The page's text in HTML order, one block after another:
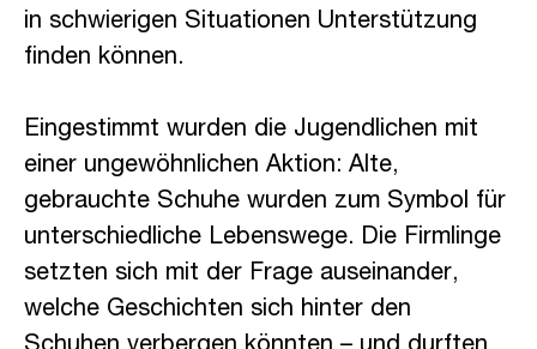
in schwierigen Situationen Unterstützung
finden können.
Eingestimmt wurden die Jugendlichen mit
einer ungewöhnlichen Aktion: Alte,
gebrauchte Schuhe wurden zum Symbol für
unterschiedliche Lebenswege. Die Firmlinge
setzten sich mit der Frage auseinander,
welche Geschichten sich hinter den